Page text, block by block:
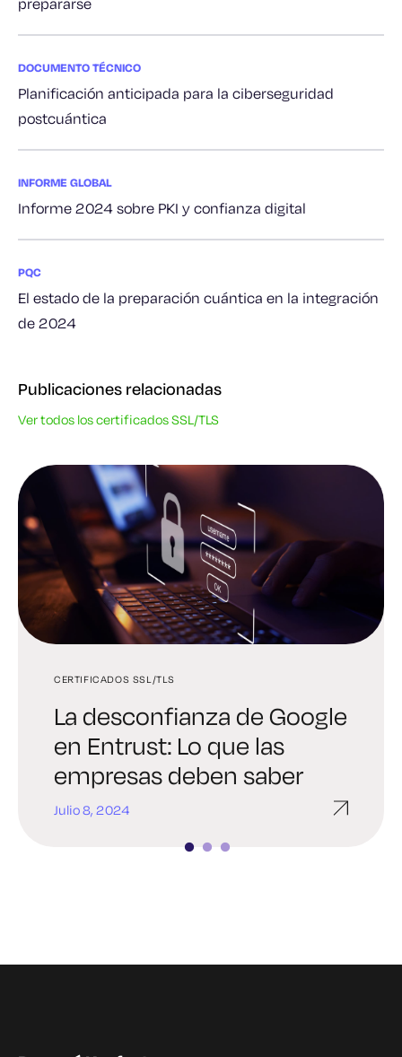
DOCUMENTO TÉCNICO
Planificación anticipada para la ciberseguridad
postcuántica
INFORME GLOBAL
Informe 2024 sobre PKI y confianza digital
PQC
El estado de la preparación cuántica en la integración
de 2024
Publicaciones relacionadas
Ver todos los certificados SSL/TLS
CERTIFICADOS SSL/TLS
La desconfianza de Google
en Entrust: Lo que las
empresas deben saber
Julio 8, 2024
GESTIÓN DE CERTIFICADOS
La forma menos
estresante de arreglar un
certificado caducado SSL
Junio 20, 2024
GESTIÓN DE CERTIFICADOS
Cómo renovar y
automatizar certificados
SSL
Junio 13, 2024